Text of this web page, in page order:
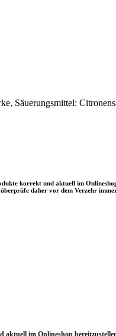
Säuerungsmittel:
korrekt und aktuell im
daher vor dem Verzehr
im Onlineshop